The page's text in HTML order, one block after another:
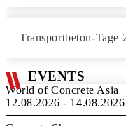
Transportbeton-Tage
EVENTS
World of Concrete Asia
12.08.2026 - 14.08.2026